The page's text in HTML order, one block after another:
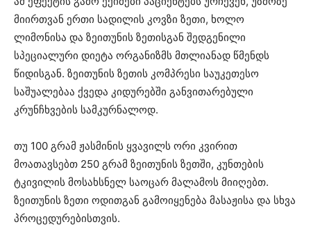
მიირთვან ერთი სადილის კოვზი ზეთი, ხოლო
ლიმონისა და ზეითუნის ზეთისგან შედგენილი
სპეციალური დიეტა ორგანიზმს მთლიანად წმენდს
წიდისგან. ზეითუნის ზეთის კომპრესი საუკეთესო
საშუალებაა ქვედა კიდურებში განვითარებული
კრუნჩხვების სამკურნალოდ.
თუ 100 გრამ ჟასმინის ყვავილს ორი კვირით
მოათავსებთ 250 გრამ ზეითუნის ზეთში, კუნთების
ტკივილის მოსახსნელ საოცარ მალამოს მიიღებთ.
ზეითუნის ზეთი ოდითგან გამოიყენება მასაჟისა და სხვა
პროცედურებისთვის.